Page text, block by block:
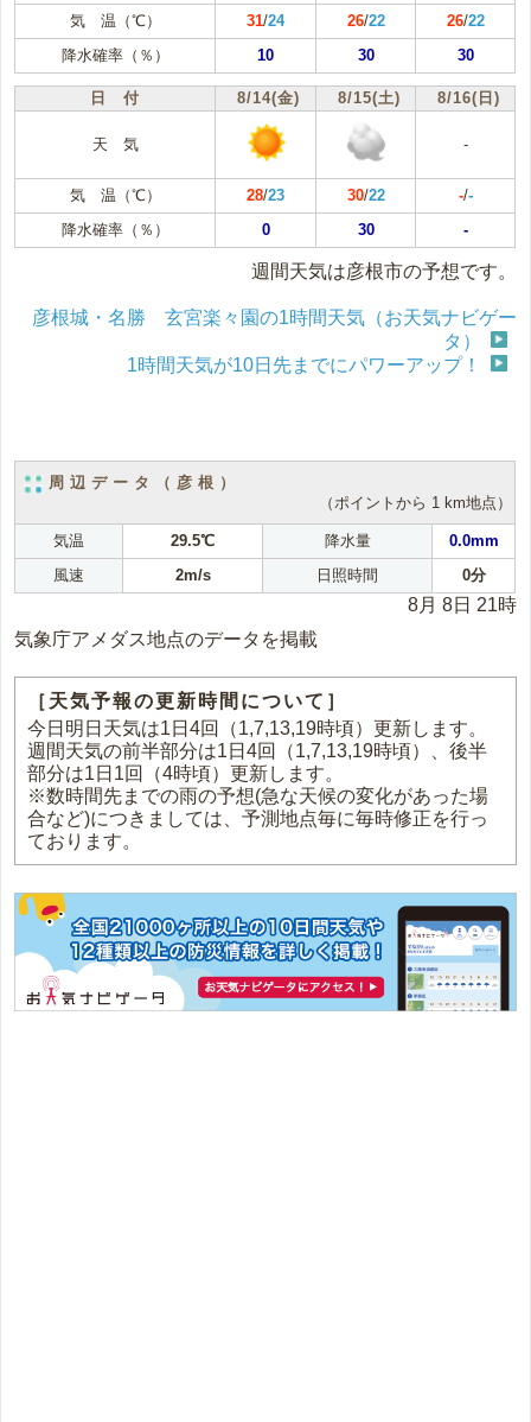
気 温（℃） 31/24 26/22 26/22
降水確率（％）
10 30 30
日 付 8/14(金) 8/15(土) 8/16(日)
天 気 -
気 温（℃） 28/23 30/22 -/-
降水確率（％）
0 30 -
週間天気は彦根市の予想です。
彦根城・名勝 玄宮楽々園の1時間天気（お天気ナビゲー
タ）
1時間天気が10日先までにパワーアップ！
周辺データ（彦根）
（ポイントから 1 km地点）
気温 29.5℃ 降水量
0.0mm
風速
2m/s 日照時間 0分
8月 8日 21時
気象庁アメダス地点のデータを掲載
［天気予報の更新時間について］
今日明日天気は1日4回（1,7,13,19時頃）更新します。
週間天気の前半部分は1日4回（1,7,13,19時頃）、後半
部分は1日1回（4時頃）更新します。
※数時間先までの雨の予想(急な天候の変化があった場
合など)につきましては、予測地点毎に毎時修正を行っ
ております。